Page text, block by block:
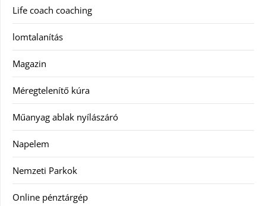
Life coach coaching
lomtalanítás
Magazin
Méregtelenítő kúra
Műanyag ablak nyílászáró
Napelem
Nemzeti Parkok
Online pénztárgép